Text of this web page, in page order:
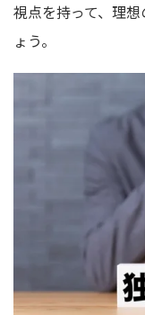
視点を持って、理
ょう。